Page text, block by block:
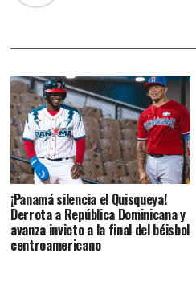
¡Panamá silencia el Quisqueya!
Derrota a República Dominicana y
avanza invicto a la final del béisbol
centroamericano